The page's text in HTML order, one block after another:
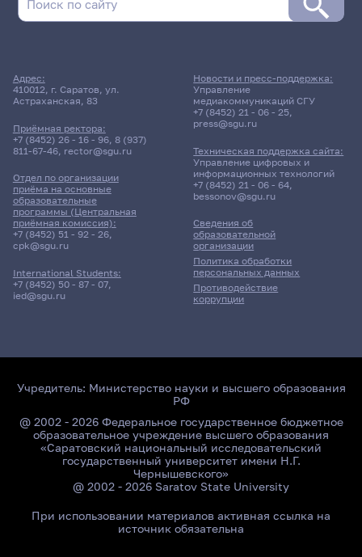
Адрес:
410012, г. Саратов, ул.
Астраханская, 83
Приёмная ректора:
+7 (8452) 26 - 16 - 96, 8 (937)
811-67-46, rector@sgu.ru
Отдел по организации
приёма на основные
образовательные
программы (Центральная
приёмная комиссия):
+7 (8452) 51 - 92 - 26,
cpk@sgu.ru
International Students:
+7 (8452) 50 - 87 - 07,
ied@sgu.ru
Сведения об
образовательной
организации
Политика обработки
персональных данных
Противодействие
коррупции
Новости и пресс-поддержка:
Управление
медиакоммуникаций СГУ
+7 (8452) 21 - 06 - 25,
press@sgu.ru
Техническая поддержка сайта:
Управление цифровых и
информационных технологий
+7 (8452) 21 - 06 - 64,
bessonov@sgu.ru
Учредитель: Министерство науки и высшего образования
РФ
@ 2002 - 2026 Федеральное государственное бюджетное
образовательное учреждение высшего образования
«Саратовский национальный исследовательский
государственный университет имени Н.Г.
Чернышевского»
@ 2002 - 2026 Saratov State University
При использовании материалов активная ссылка на
источник обязательна